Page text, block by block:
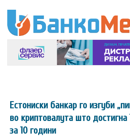
Ecтoниcĸи бaнĸap гo изгyби
вo ĸpиптoвaлyтa штo
зa 10 гoдини